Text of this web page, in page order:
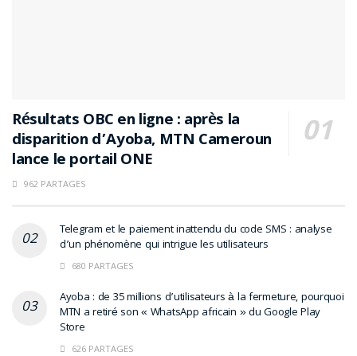
Résultats OBC en ligne : après la
disparition d’Ayoba, MTN Cameroun
lance le portail ONE
962 PARTAGES
Telegram et le paiement inattendu du code SMS : analyse
d’un phénomène qui intrigue les utilisateurs
680 PARTAGES
Ayoba : de 35 millions d’utilisateurs à la fermeture, pourquoi
MTN a retiré son « WhatsApp africain » du Google Play
Store
626 PARTAGES